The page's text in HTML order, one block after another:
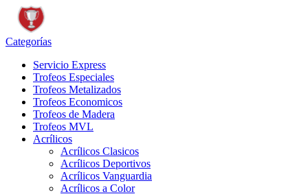
Categorías
Servicio Express
Trofeos Especiales
Trofeos Metalizados
Trofeos Economicos
Trofeos de Madera
Trofeos MVL
Acrílicos
Acrílicos Clasicos
Acrílicos Deportivos
Acrílicos Vanguardia
Acrílicos a Color